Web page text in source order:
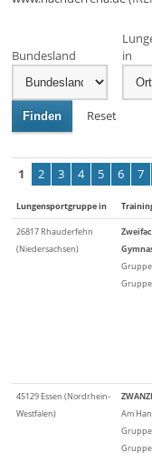
Bundesland
in
Finden Reset
1 2 3 4 5 6 7
Lungensportgruppe in
26817 Rhauderfehn
(Niedersachsen)
45129 Essen (Nordrhein-
Westfalen)
Am